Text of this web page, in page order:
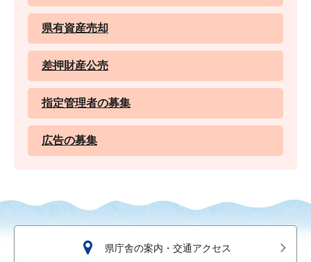
県有資産売却
差押財産公売
指定管理者の募集
広告の募集
県庁舎の案内・交通アクセス